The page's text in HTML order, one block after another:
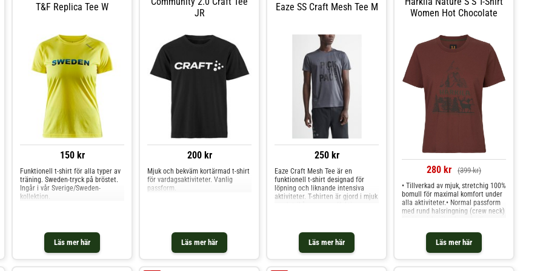
bär en tröja i storlek M.
T&F Replica Tee W
150 kr
Läs mer här
Funktionell t-shirt för alla typer av
träning. Sweden-tryck på bröstet.
Ingår i vår Sverige/Sweden-
kollektion.
JR
200 kr
Läs mer här
Mjuk och bekväm kortärmad t-shirt
för vardagsaktiviteter. Vanlig
passform.
Eaze SS Craft Mesh Tee M
250 kr
Läs mer här
Eaze Craft Mesh Tee är en
funktionell t-shirt designad för
löpning och liknande intensiva
aktiviteter. T-shirten är gjord i mjuk
Stort logo-print på bröstet
Women Hot Chocolate
280 kr (399 kr)
Läs mer här
• Tillverkad av mjuk, stretchig 100%
bomull för maximal komfort under
alla aktiviteter.• Normal passform
med rund halsringning (crew neck)
som diskret visar din passion för
jakt och friluftsliv.• Stretchig
konstruktion som följer dina